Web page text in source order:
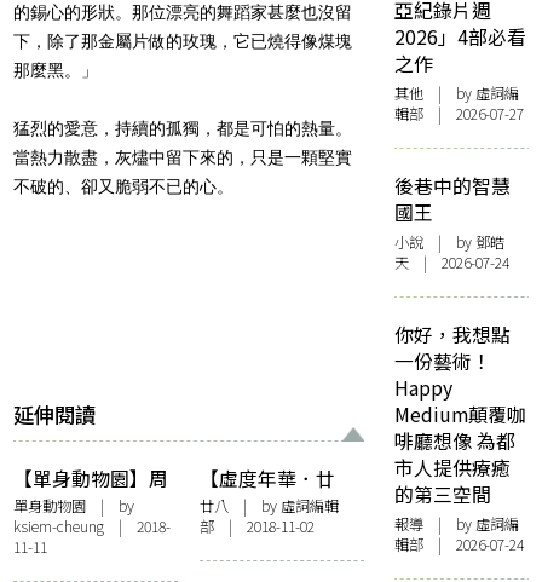
的錫心的形狀。那位漂亮的舞蹈家甚麼也沒留
下，除了那金屬片做的玫瑰，它已燒得像煤塊
那麼黑。」
猛烈的愛意，持續的孤獨，都是可怕的熱量。
當熱力散盡，灰燼中留下來的，只是一顆堅實
不破的、卻又脆弱不已的心。
延伸閱讀
【單身動物園】周
夢蝶︰獨身也可是
情僧
單身動物園 | by
ksiem-cheung | 2018-
11-11
【虛度年華．廿
八】杜魯福：《四
百擊》之後
廿八 | by 虛詞編輯
部 | 2018-11-02
亞紀錄片週
2026」4部必看
之作
其他 | by 虛詞編
輯部 | 2026-07-27
後巷中的智慧
國王
小說 | by 鄧皓
天 | 2026-07-24
你好，我想點
一份藝術！
Happy
Medium顛覆咖
啡廳想像 為都
市人提供療癒
的第三空間
報導 | by 虛詞編
輯部 | 2026-07-24